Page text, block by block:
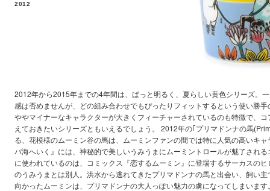
2012
2012年から2015年までの4年間は、ぱっと明るく、夏らしい黄色シリーズ。
感は否めませんが、どの組み合わせでもぴったりフィットするという使い勝
ややマイナーなキャラクターが大きくフィーチャーされているのも特徴で、
えておきたいシリーズともいえるでしょう。 2012年の｢プリマドンナの馬
る、花模様のムーミン谷の馬は、ムーミンファンの間では特に人気の高いキ
パ海へいく』には、神秘的で美しいうみうまにムーミントロールが魅了され
に使われているのは、コミックス『恋するムーミン』に登場するサーカスの
のうみうまとは別人。洪水から逃れてきたプリマドンナの馬と出会い、飼い
向かったムーミンは、プリマドンナの大人っぽい魅力の虜になってしまいます